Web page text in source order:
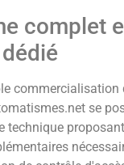
complet
commercialisation
se
technique